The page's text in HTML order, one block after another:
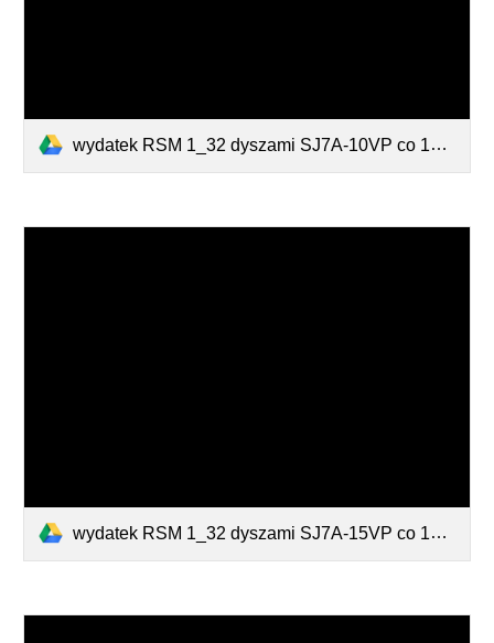
wydatek RSM 1_32 dyszami SJ7A-10VP co 100 cm na belce opryskowej.pdf
wydatek RSM 1_32 dyszami SJ7A-15VP co 100 cm na belce opryskowej.pdf